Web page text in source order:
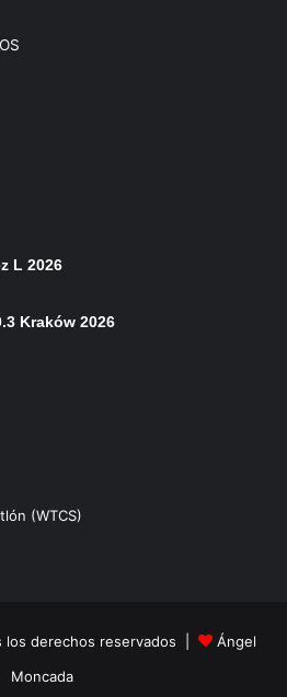
L 2026
Kraków 2026
(WTCS)
los derechos reservados |
Ángel
Moncada